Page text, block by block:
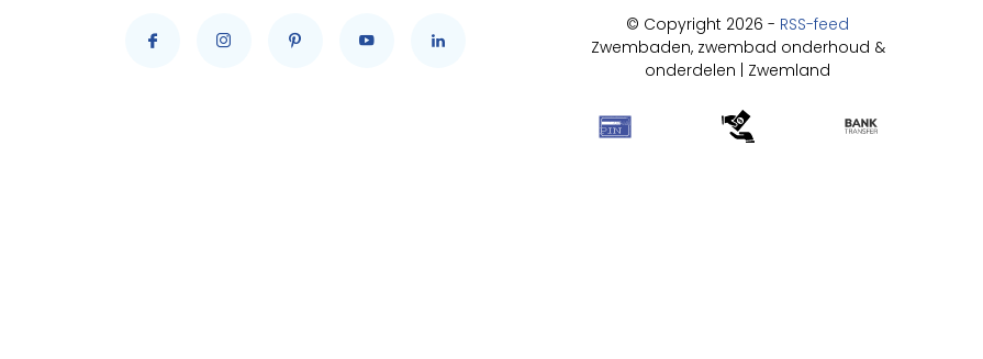
© Copyright 2026 - RSS-feed
Zwembaden, zwembad onderhoud &
onderdelen | Zwemland